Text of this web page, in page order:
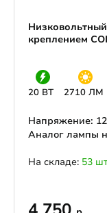
креплением
20 ВТ 2710 ЛМ
Напряжение:
Аналог лампы
На складе: 53